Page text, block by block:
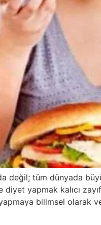
değil; tüm dünyada
diyet yapmak kalıcı
bilimsel olarak